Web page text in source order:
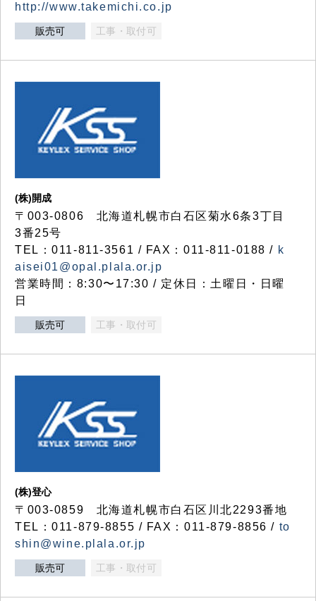
http://www.takemichi.co.jp
販売可 工事・取付可
(株)開成
〒003-0806 北海道札幌市白石区菊水6条3丁目
3番25号
TEL：011-811-3561 / FAX：011-811-0188 / k
aisei01@opal.plala.or.jp
営業時間：8:30〜17:30 / 定休日：土曜日・日曜
日
販売可 工事・取付可
(株)登心
〒003-0859 北海道札幌市白石区川北2293番地
TEL：011-879-8855 / FAX：011-879-8856 / to
shin@wine.plala.or.jp
販売可 工事・取付可